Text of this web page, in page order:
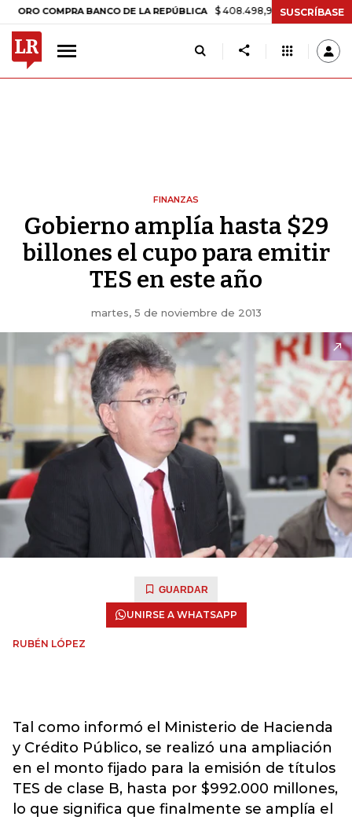
COMPRA BANCO DE LA REPÚBLICA $ 408.498,97 +$ 8.753,81 +2,19%
SUSCRÍBASE
FINANZAS
Gobierno amplía hasta $29
billones el cupo para emitir
TES en este año
martes, 5 de noviembre de 2013
GUARDAR
UNIRSE A WHATSAPP
RUBÉN LÓPEZ
Tal como informó el Ministerio de Hacienda
y Crédito Público, se realizó una ampliación
en el monto fijado para la emisión de títulos
TES de clase B, hasta por $992.000 millones,
lo que significa que finalmente se amplía el